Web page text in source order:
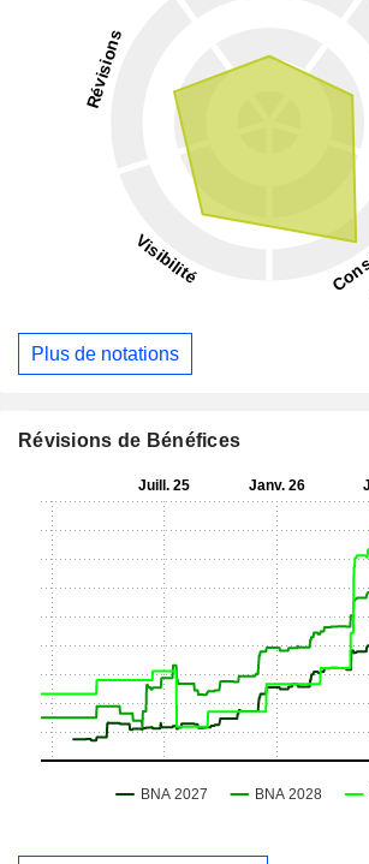
Plus de notations
Révisions de Bénéfices